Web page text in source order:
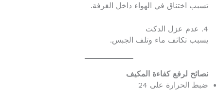
تسبب اختناق في الهواء داخل الغرفة.
4. عدم عزل الدكت
يسبب تكاثف ماء وتلف الجبس.
نصائح لرفع كفاءة المكيف
ضبط الحرارة على 24